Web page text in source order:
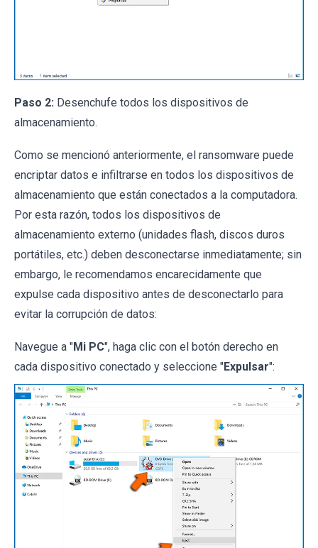
Paso 2: Desenchufe todos los dispositivos de
almacenamiento.
Como se mencionó anteriormente, el ransomware puede
encriptar datos e infiltrarse en todos los dispositivos de
almacenamiento que están conectados a la computadora.
Por esta razón, todos los dispositivos de
almacenamiento externo (unidades flash, discos duros
portátiles, etc.) deben desconectarse inmediatamente; sin
embargo, le recomendamos encarecidamente que
expulse cada dispositivo antes de desconectarlo para
evitar la corrupción de datos:
Navegue a "Mi PC", haga clic con el botón derecho en
cada dispositivo conectado y seleccione "Expulsar":